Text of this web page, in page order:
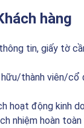
hàng
tin, giấy tờ
thành viên/
hoạt động kinh
nhiệm hoàn toàn